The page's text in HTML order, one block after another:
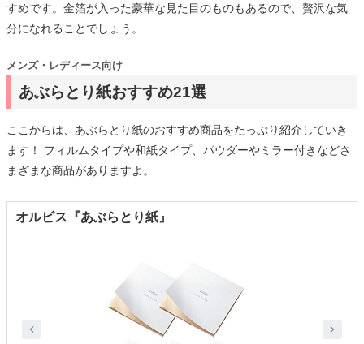
すめです。金箔が入った豪華な見た目のものもあるので、贅沢な気
分になれることでしょう。
あぶらとり紙おすすめ21選
メンズ・レディース向け
ここからは、あぶらとり紙のおすすめ商品をたっぷり紹介していき
ます！ フィルムタイプや和紙タイプ、パウダーやミラー付きなどさ
まざまな商品がありますよ。
オルビス『あぶらとり紙』